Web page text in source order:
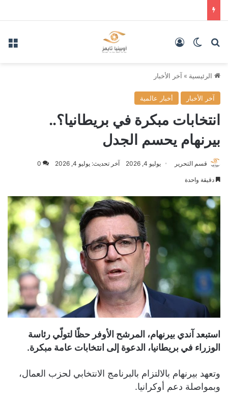
بحث عنالوضع المظلم
الرئيسية » آخر الأخبار
آخر الأخبار أخبار عالمية
انتخابات مبكرة في بريطانيا؟..
بيرنهام يحسم الجدل
قسم التحرير يوليو 4, 2026 آخر تحديث: يوليو 4, 2026 0
دقيقة واحدة
استبعد آندي بيرنهام، المرشح الأوفر حظّا لتولّي رئاسة
الوزراء في بريطانيا، الدعوة إلى انتخابات عامة مبكرة.
وتعهد بيرنهام بالالتزام بالبرنامج الانتخابي لحزب العمال،
وبمواصلة دعم أوكرانيا.